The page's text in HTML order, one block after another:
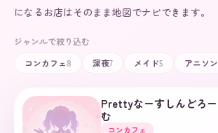
になるお店はそのまま地図でナビできます。
ジャンルで絞り込む
コンカフェ8 深夜7 メイド5 アニソン
Prettyなーすしんどろー
む
コンカフェ